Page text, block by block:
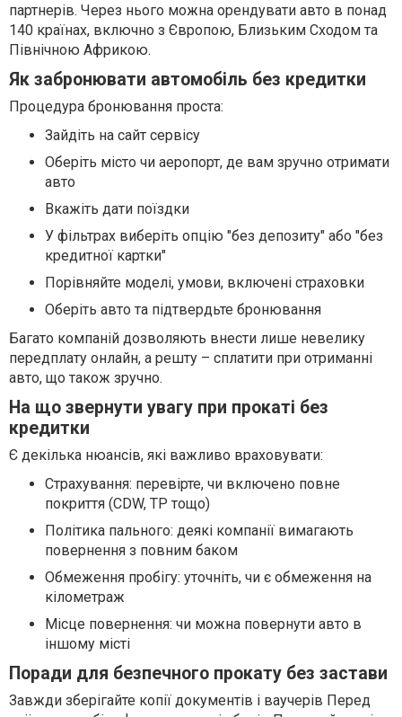
партнерів. Через нього можна орендувати авто в понад
140 країнах, включно з Європою, Близьким Сходом та
Північною Африкою.
Як забронювати автомобіль без кредитки
Процедура бронювання проста:
Зайдіть на сайт сервісу
Оберіть місто чи аеропорт, де вам зручно отримати
авто
Вкажіть дати поїздки
У фільтрах виберіть опцію "без депозиту" або "без
кредитної картки"
Порівняйте моделі, умови, включені страховки
Оберіть авто та підтвердьте бронювання
Багато компаній дозволяють внести лише невелику
передплату онлайн, а решту – сплатити при отриманні
авто, що також зручно.
На що звернути увагу при прокаті без
кредитки
Є декілька нюансів, які важливо враховувати:
Страхування: перевірте, чи включено повне
покриття (CDW, TP тощо)
Політика пального: деякі компанії вимагають
повернення з повним баком
Обмеження пробігу: уточніть, чи є обмеження на
кілометраж
Місце повернення: чи можна повернути авто в
іншому місті
Поради для безпечного прокату без застави
Завжди зберігайте копії документів і ваучерів Перед